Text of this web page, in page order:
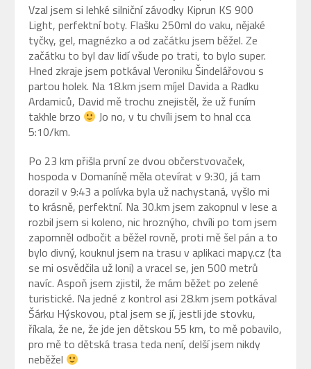
Vzal jsem si lehké silniční závodky Kiprun KS 900
Light, perfektní boty. Flašku 250ml do vaku, nějaké
tyčky, gel, magnézko a od začátku jsem běžel. Ze
začátku to byl dav lidí všude po trati, to bylo super.
Hned zkraje jsem potkával Veroniku Šindelářovou s
partou holek. Na 18.km jsem míjel Davida a Radku
Ardamiců, David mě trochu znejistěl, že už funím
takhle brzo
Jo no, v tu chvíli jsem to hnal cca
5:10/km.
Po 23 km přišla první ze dvou občerstvovaček,
hospoda v Domaníně měla otevírat v 9:30, já tam
dorazil v 9:43 a polívka byla už nachystaná, vyšlo mi
to krásně, perfektní. Na 30.km jsem zakopnul v lese a
rozbil jsem si koleno, nic hroznýho, chvíli po tom jsem
zapomněl odbočit a běžel rovně, proti mě šel pán a to
bylo divný, kouknul jsem na trasu v aplikaci mapy.cz (ta
se mi osvědčila už loni) a vracel se, jen 500 metrů
navíc. Aspoň jsem zjistil, že mám běžet po zelené
turistické. Na jedné z kontrol asi 28.km jsem potkával
Šárku Hýskovou, ptal jsem se jí, jestli jde stovku,
říkala, že ne, že jde jen dětskou 55 km, to mě pobavilo,
pro mě to dětská trasa teda není, delší jsem nikdy
neběžel